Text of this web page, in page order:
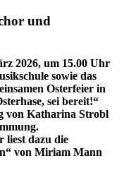
und
2026, um 15.00 Uhr
sowie das
Osterfeier in
sei bereit!“
von Katharina Strobl
liest dazu die
von Miriam Mann